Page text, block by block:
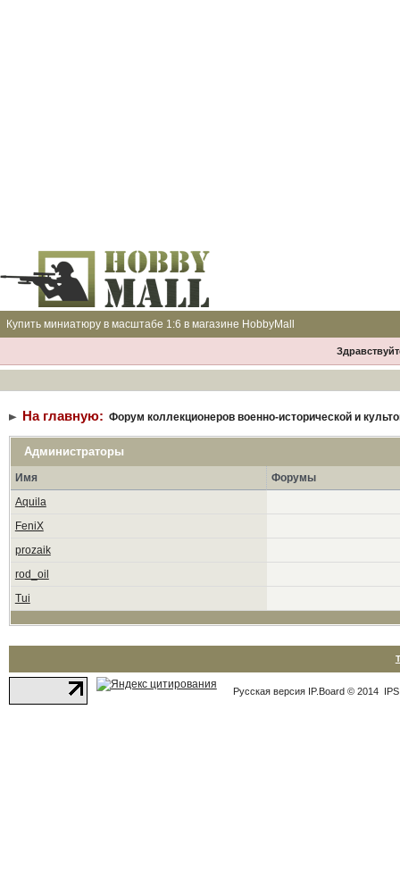
Купить миниатюру в масштабе 1:6 в магазине HobbyMall
На главную: Форум коллекционеров военно-исторической и
Администраторы
Имя
Форумы
Aquila
FeniX
prozaik
rod_oil
Tui
Русская версия IP.Board © 2014